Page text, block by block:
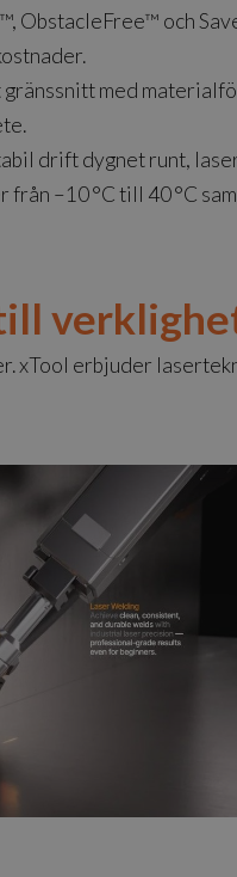
ObstacleFree™ och
gränssnitt med
drift dygnet runt,
–10 °C till 40 °C
xTool erbjuder